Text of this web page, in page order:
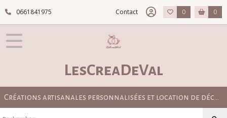
0661841975 Contact 0 0
LesCreaDeVal